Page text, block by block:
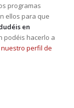
programas
ellos para que
en
podéis hacerlo a
nuestro perfil de